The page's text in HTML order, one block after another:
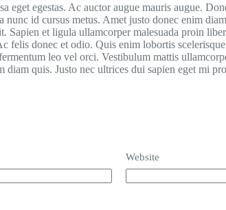
eget egestas. Ac auctor augue mauris augue.
nunc id cursus metus. Amet justo donec enim
Sapien et ligula ullamcorper malesuada proin
felis donec et odio. Quis enim lobortis
leo vel orci. Vestibulum mattis
quis. Justo nec ultrices dui sapien eget mi
Website